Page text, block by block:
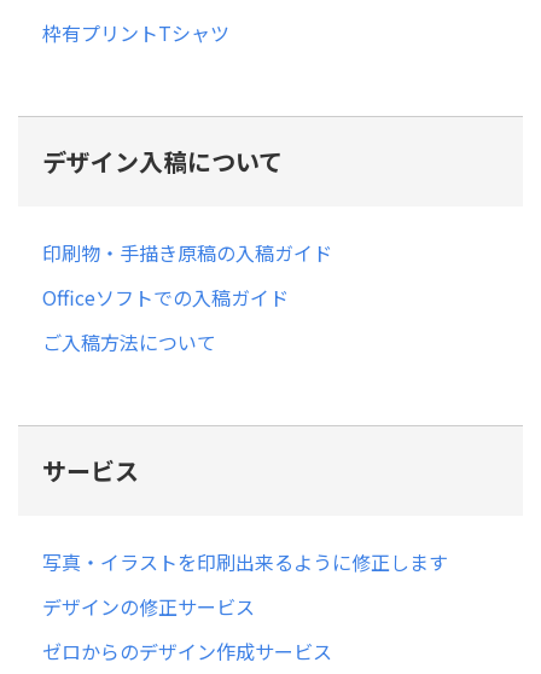
枠有プリントTシャツ
デザイン入稿について
印刷物・手描き原稿の入稿ガイド
Officeソフトでの入稿ガイド
ご入稿方法について
サービス
写真・イラストを印刷出来るように修正します
デザインの修正サービス
ゼロからのデザイン作成サービス